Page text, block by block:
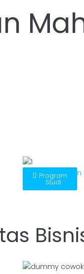
Program
Studi
S1-